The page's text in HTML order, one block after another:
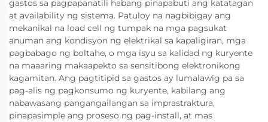
gastos sa pagpapanatili habang pinapabuti ang katatagan
at availability ng sistema. Patuloy na nagbibigay ang
mekanikal na load cell ng tumpak na mga pagsukat
anuman ang kondisyon ng elektrikal sa kapaligiran, mga
pagbabago ng boltahe, o mga isyu sa kalidad ng kuryente
na maaaring makaapekto sa sensitibong elektronikong
kagamitan. Ang pagtitipid sa gastos ay lumalawig pa sa
pag-alis ng pagkonsumo ng kuryente, kabilang ang
nabawasang pangangailangan sa imprastraktura,
pinapasimple ang proseso ng pag-install, at mas